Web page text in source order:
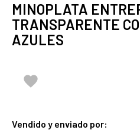
MINOPLATA
TRANSPARENTE
AZULES

Vendido y enviado por: